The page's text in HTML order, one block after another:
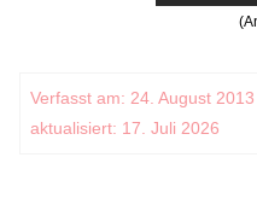
Verfasst am: 24. August
aktualisiert: 17. Juli 2026